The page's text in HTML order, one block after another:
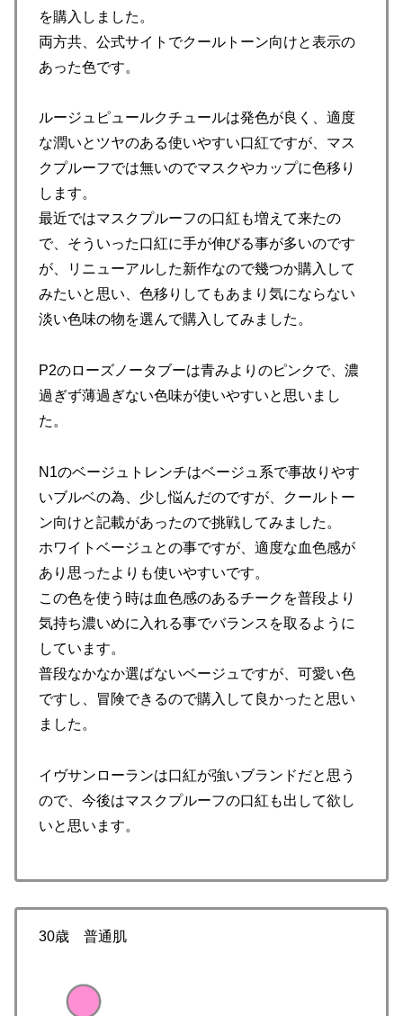
を購入しました。
両方共、公式サイトでクールトーン向けと表示の
あった色です。
ルージュピュールクチュールは発色が良く、適度
な潤いとツヤのある使いやすい口紅ですが、マス
クプルーフでは無いのでマスクやカップに色移り
します。
最近ではマスクプルーフの口紅も増えて来たの
で、そういった口紅に手が伸びる事が多いのです
が、リニューアルした新作なので幾つか購入して
みたいと思い、色移りしてもあまり気にならない
淡い色味の物を選んで購入してみました。
P2のローズノータブーは青みよりのピンクで、濃
過ぎず薄過ぎない色味が使いやすいと思いまし
た。
N1のベージュトレンチはベージュ系で事故りやす
いブルベの為、少し悩んだのですが、クールトー
ン向けと記載があったので挑戦してみました。
ホワイトベージュとの事ですが、適度な血色感が
あり思ったよりも使いやすいです。
この色を使う時は血色感のあるチークを普段より
気持ち濃いめに入れる事でバランスを取るように
しています。
普段なかなか選ばないベージュですが、可愛い色
ですし、冒険できるので購入して良かったと思い
ました。
イヴサンローランは口紅が強いブランドだと思う
ので、今後はマスクプルーフの口紅も出して欲し
いと思います。
30歳 普通肌